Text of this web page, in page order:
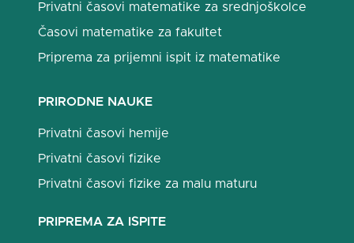
Privatni časovi matematike za srednjoškolce
Časovi matematike za fakultet
Priprema za prijemni ispit iz matematike
PRIRODNE NAUKE
Privatni časovi hemije
Privatni časovi fizike
Privatni časovi fizike za malu maturu
PRIPREMA ZA ISPITE